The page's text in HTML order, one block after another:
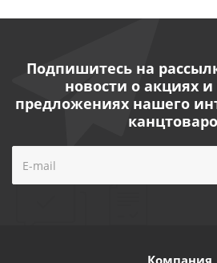
Подпишитесь на
новости о акциях
предложениях нашего
Компания